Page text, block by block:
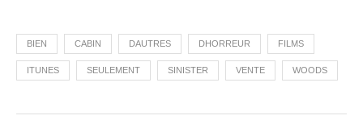
BIEN CABIN DAUTRES DHORREUR FILMS
ITUNES SEULEMENT SINISTER VENTE WOODS